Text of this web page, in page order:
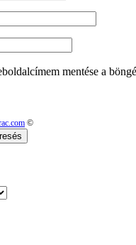
mentése a
©